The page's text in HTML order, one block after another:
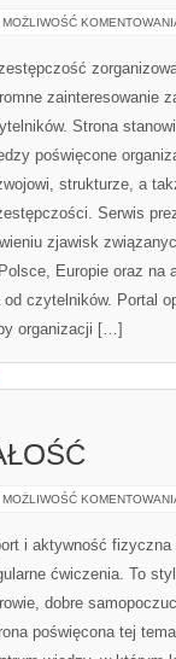
MOŻLIWOŚĆ
zainteresowanie
Strona
poświęcone
strukturze, a
Serwis
zjawisk
Europie oraz na
czytelników. Portal
organizacji […]
MOŻLIWOŚĆ
i aktywność
ćwiczenia. To
dobre
poświęcona tej